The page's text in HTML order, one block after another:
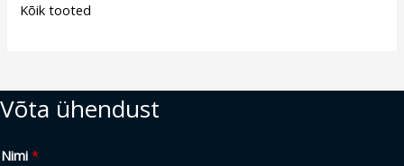
Kõik tooted
Võta ühendust
Nimi *